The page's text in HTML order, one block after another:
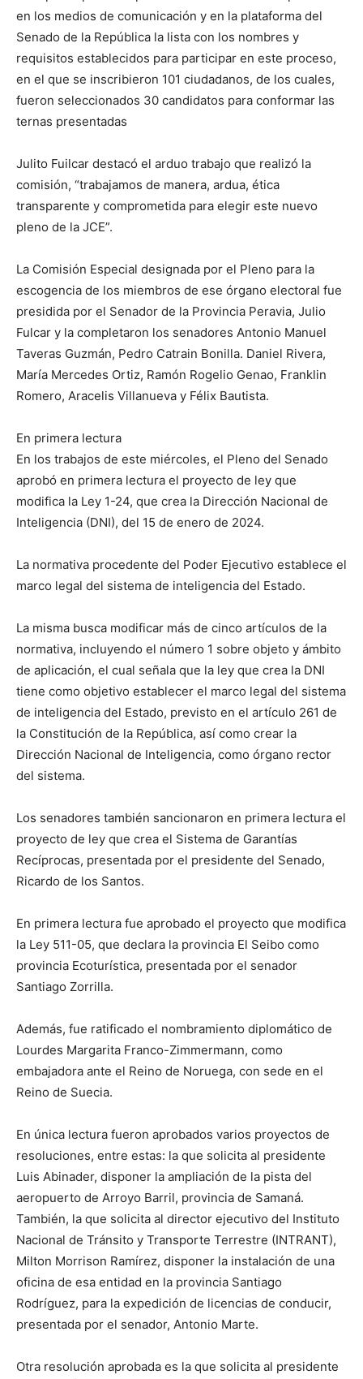
en los medios de comunicación y en la plataforma del
Senado de la República la lista con los nombres y
requisitos establecidos para participar en este proceso,
en el que se inscribieron 101 ciudadanos, de los cuales,
fueron seleccionados 30 candidatos para conformar las
ternas presentadas
Julito Fuilcar destacó el arduo trabajo que realizó la
comisión, “trabajamos de manera, ardua, ética
transparente y comprometida para elegir este nuevo
pleno de la JCE”.
La Comisión Especial designada por el Pleno para la
escogencia de los miembros de ese órgano electoral fue
presidida por el Senador de la Provincia Peravia, Julio
Fulcar y la completaron los senadores Antonio Manuel
Taveras Guzmán, Pedro Catrain Bonilla. Daniel Rivera,
María Mercedes Ortiz, Ramón Rogelio Genao, Franklin
Romero, Aracelis Villanueva y Félix Bautista.
En primera lectura
En los trabajos de este miércoles, el Pleno del Senado
aprobó en primera lectura el proyecto de ley que
modifica la Ley 1-24, que crea la Dirección Nacional de
Inteligencia (DNI), del 15 de enero de 2024.
La normativa procedente del Poder Ejecutivo establece el
marco legal del sistema de inteligencia del Estado.
La misma busca modificar más de cinco artículos de la
normativa, incluyendo el número 1 sobre objeto y ámbito
de aplicación, el cual señala que la ley que crea la DNI
tiene como objetivo establecer el marco legal del sistema
de inteligencia del Estado, previsto en el artículo 261 de
la Constitución de la República, así como crear la
Dirección Nacional de Inteligencia, como órgano rector
del sistema.
Los senadores también sancionaron en primera lectura el
proyecto de ley que crea el Sistema de Garantías
Recíprocas, presentada por el presidente del Senado,
Ricardo de los Santos.
En primera lectura fue aprobado el proyecto que modifica
la Ley 511-05, que declara la provincia El Seibo como
provincia Ecoturística, presentada por el senador
Santiago Zorrilla.
Además, fue ratificado el nombramiento diplomático de
Lourdes Margarita Franco-Zimmermann, como
embajadora ante el Reino de Noruega, con sede en el
Reino de Suecia.
En única lectura fueron aprobados varios proyectos de
resoluciones, entre estas: la que solicita al presidente
Luis Abinader, disponer la ampliación de la pista del
aeropuerto de Arroyo Barril, provincia de Samaná.
También, la que solicita al director ejecutivo del Instituto
Nacional de Tránsito y Transporte Terrestre (INTRANT),
Milton Morrison Ramírez, disponer la instalación de una
oficina de esa entidad en la provincia Santiago
Rodríguez, para la expedición de licencias de conducir,
presentada por el senador, Antonio Marte.
Otra resolución aprobada es la que solicita al presidente